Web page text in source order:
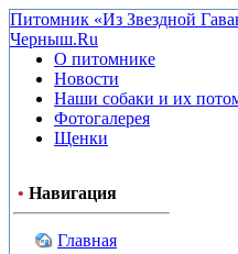
Питомник «Из Звездной
Черныш.Ru
О питомнике
Новости
Наши собаки и их
Фотогалерея
Щенки
• Навигация
Главная